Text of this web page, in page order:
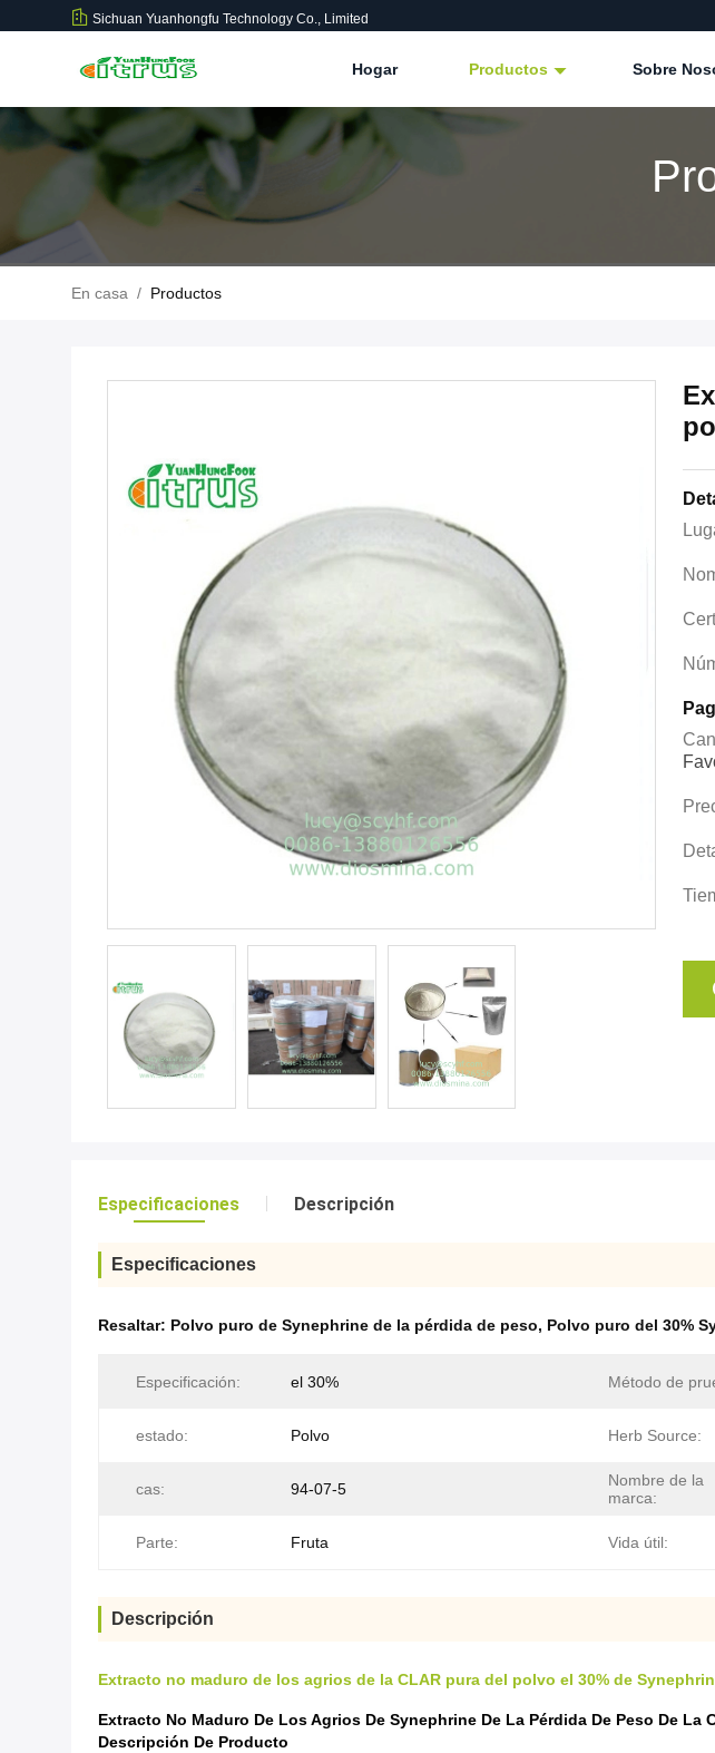
Sichuan Yuanhongfu Technology Co., Limited
Hogar Productos Sobre
En casa / Productos
Especificaciones Descripción
Especificaciones
Resaltar: Polvo puro de Synephrine de la pérdida de peso, Polvo puro del 30%
Especificación: el 30% Método de
estado: Polvo Herb Source:
cas: 94-07-5
Nombre de la
marca:
Parte: Fruta Vida útil:
Descripción
Extracto no maduro de los agrios de la CLAR pura del polvo el 30% de
Extracto No Maduro De Los Agrios De Synephrine De La Pérdida De Peso De La
Descripción De Producto